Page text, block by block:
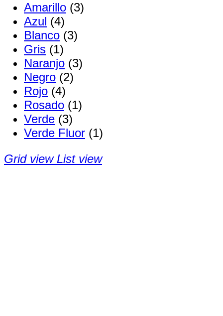
Amarillo (3)
Azul (4)
Blanco (3)
Gris (1)
Naranjo (3)
Negro (2)
Rojo (4)
Rosado (1)
Verde (3)
Verde Fluor (1)
Grid view List view